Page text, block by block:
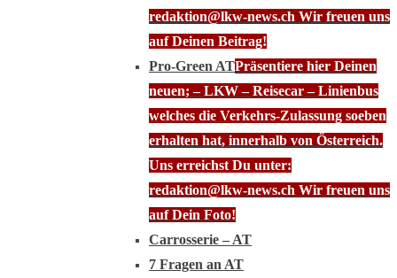
redaktion@lkw-news.ch Wir freuen uns
auf Deinen Beitrag!
Pro-Green ATPräsentiere hier Deinen
neuen; – LKW – Reisecar – Linienbus
welches die Verkehrs-Zulassung soeben
erhalten hat, innerhalb von Österreich.
Uns erreichst Du unter:
redaktion@lkw-news.ch Wir freuen uns
auf Dein Foto!
Carrosserie – AT
7 Fragen an AT